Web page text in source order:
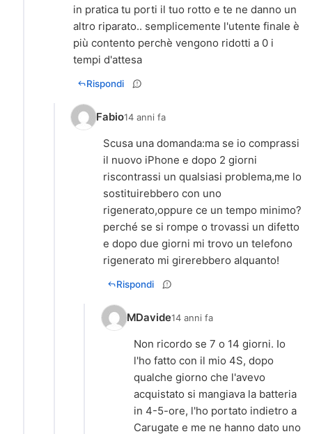
in pratica tu porti il tuo rotto e te ne danno un
altro riparato.. semplicemente l'utente finale è
più contento perchè vengono ridotti a 0 i
tempi d'attesa
Rispondi
Fabio14 anni fa
Scusa una domanda:ma se io comprassi
il nuovo iPhone e dopo 2 giorni
riscontrassi un qualsiasi problema,me lo
sostituirebbero con uno
rigenerato,oppure ce un tempo minimo?
perché se si rompe o trovassi un difetto
e dopo due giorni mi trovo un telefono
rigenerato mi girerebbero alquanto!
Rispondi
MDavide14 anni fa
Non ricordo se 7 o 14 giorni. Io
l'ho fatto con il mio 4S, dopo
qualche giorno che l'avevo
acquistato si mangiava la batteria
in 4-5-ore, l'ho portato indietro a
Carugate e me ne hanno dato uno